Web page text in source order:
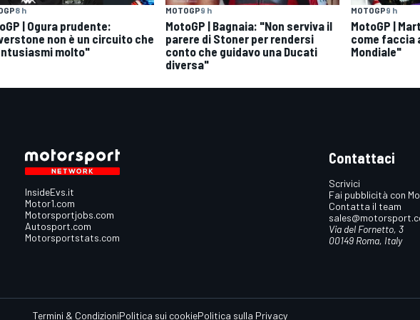
8 h
| Ogura prudente:
non è un circuito che
molto"
MOTOGP9 h
MotoGP | Bagnaia: "Non serviva il
parere di Stoner per rendersi
conto che guidavo una Ducati
diversa"
MOTOGP9 h
MotoGP |
come faccia
Mondiale"
InsideEvs.it
Motor1.com
Motorsportjobs.com
Autosport.com
Motorsportstats.com
Contattaci
Scrivici
Fai pubblicità con
Contatta il team
Via del Fornetto, 3
00149 Roma, Italy
Termini & CondizioniPolitica sui cookiePolitica sulla Privacy